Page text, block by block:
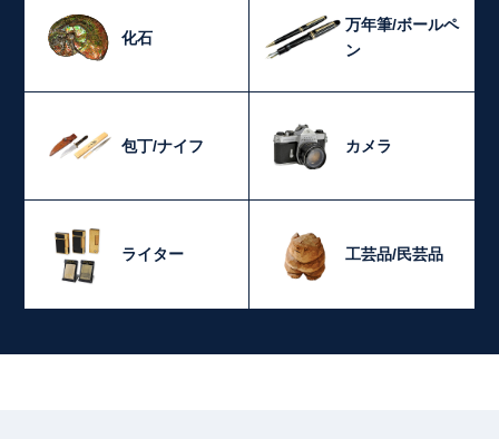
化石
万年筆/ボールペ
ン
包丁/ナイフ カメラ
ライター 工芸品/民芸品